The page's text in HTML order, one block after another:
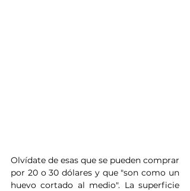
Olvídate de esas que se pueden comprar
por 20 o 30 dólares y que "son como un
huevo cortado al medio". La superficie